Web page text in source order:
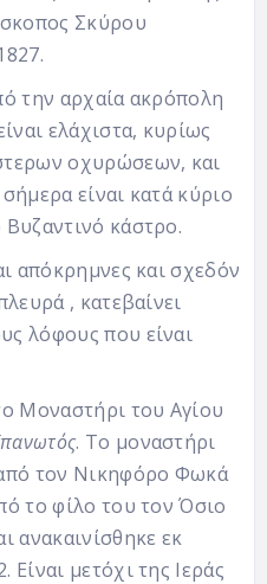
Σκύρου
την αρχαία ακρόπολη
ελάχιστα, κυρίως
οχυρώσεων, και
είναι κατά κύριο
κάστρο.
απόκρημνες και σχεδόν
, κατεβαίνει
λόφους που είναι
Μοναστήρι του Αγίου
. Το μοναστήρι
τον Νικηφόρο Φωκά
το φίλο του τον Όσιο
ανακαινίσθηκε εκ
μετόχι της Ιεράς